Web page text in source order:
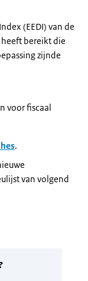
(EEDI) van de
bereikt die
zijnde
voor fiscaal
.
van volgend